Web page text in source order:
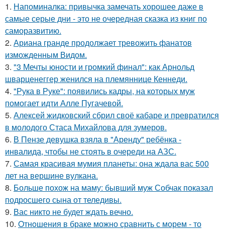
1. Напоминалка: привычка замечать хорошее даже в
самые серые дни - это не очередная сказка из книг по
саморазвитию.
2. Ариана гранде продолжает тревожить фанатов
изможденным Видом.
3. "3 Мечты юности и громкий финал": как Арнольд
шварценеггер женился на племяннице Кеннеди.
4. "Рука в Руке": появились кадры, на которых муж
помогает идти Алле Пугачевой.
5. Алексей жидковский сбрил своё кабаре и превратился
в молодого Стаса Михайлова для зумеров.
6. В Пензе девушка взяла в "Аренду" ребёнка -
инвалида, чтобы не стоять в очереди на АЗС.
7. Самая красивая мумия планеты: она ждала вас 500
лет на вершине вулкана.
8. Больше похож на маму: бывший муж Собчак показал
подросшего сына от теледивы.
9. Вас никто не будет ждать вечно.
10. Oтнoшения в браке можно сравнить с морем - то